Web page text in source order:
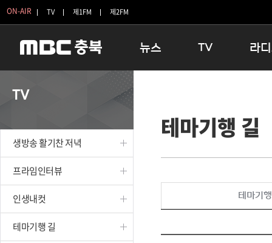
ON-AIR TV 제1FM 제2FM
뉴스
보은
옥천
TV
인생내컷
테마기행 길
시청자 FLEX
종영프로그램
라
16:00
우리 고
TV
생방송 활기찬 저녁
프라임인터뷰
인생내컷
테마기행 길
테마기행 길
테마기